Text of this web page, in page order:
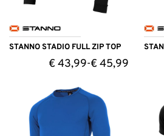
STANNO STADIO FULL ZIP TOP
€43,99-€45,99